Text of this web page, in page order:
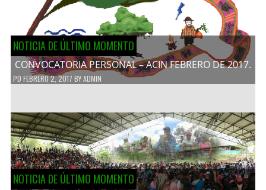
NOTICIA DE ÚLTIMO MOMENTO
CONVOCATORIA PERSONAL – ACIN FEBRERO DE 2017.
PD FEBRERO 2, 2017 BYADMIN
NOTICIA DE ÚLTIMO MOMENTO